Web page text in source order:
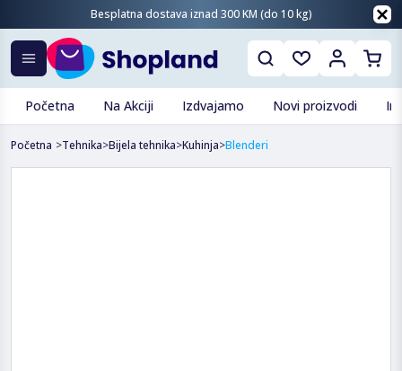
Besplatna dostava iznad 300 KM (do 10 kg)
Početna Na Akciji Izdvajamo Novi proizvodi
Početna >Tehnika>Bijela tehnika>Kuhinja>Blenderi